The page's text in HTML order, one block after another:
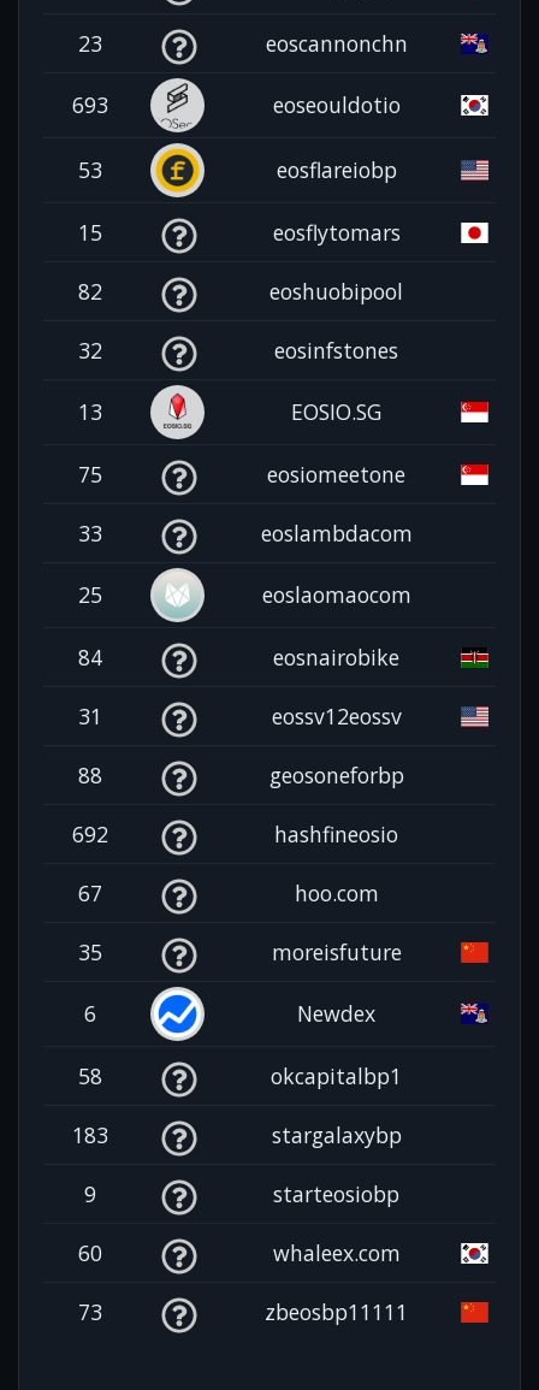
23 eoscannonchn
693 eoseouldotio
53 eosflareiobp
15 eosflytomars
82 eoshuobipool
32 eosinfstones
13 EOSIO.SG
75 eosiomeetone
33 eoslambdacom
25 eoslaomaocom
84 eosnairobike
31 eossv12eossv
88 geosoneforbp
692 hashfineosio
67 hoo.com
35 moreisfuture
6 Newdex
58 okcapitalbp1
183 stargalaxybp
9 starteosiobp
60 whaleex.com
73 zbeosbp11111